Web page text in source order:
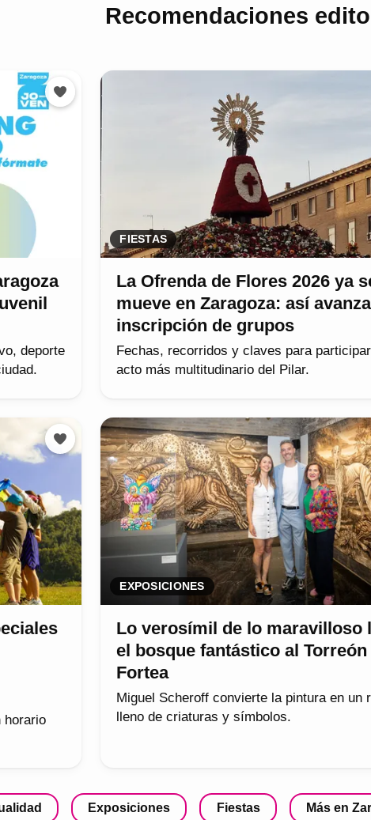
Recomendaciones
deporte
FIESTAS
La Ofrenda de Flores 2026 ya
mueve en Zaragoza: así
inscripción de grupos
Fechas, recorridos y claves para
acto más multitudinario del Pilar.
horario
EXPOSICIONES
Lo verosímil de lo maravilloso
el bosque fantástico al Torreón
Fortea
Miguel Scheroff convierte la pintura en un
lleno de criaturas y símbolos.
Exposiciones Fiestas Más en